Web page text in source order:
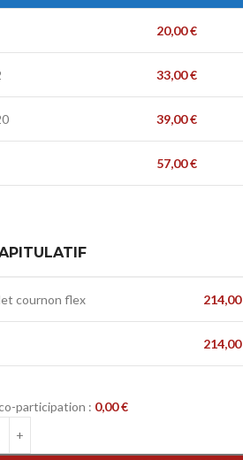
20,00€
33,00€
39,00€
57,00€
cournon flex 214,00
214,00
participation : 0,00€